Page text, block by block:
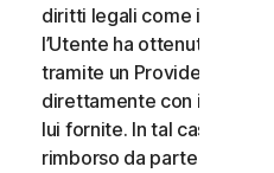
diritti legali come i diritti di
l’Utente ha ottenuto il
tramite un Provider e
direttamente con il
lui fornite. In tal caso, non
rimborso da parte nostra